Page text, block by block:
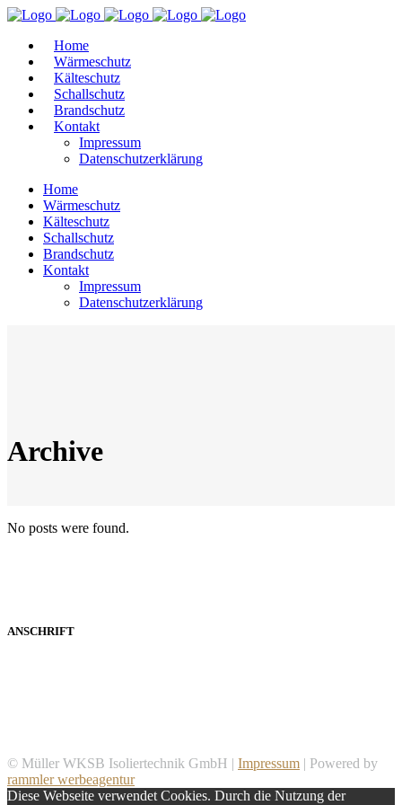
Home
Wärmeschutz
Kälteschutz
Schallschutz
Brandschutz
Kontakt
Impressum
Datenschutzerklärung
Home
Wärmeschutz
Kälteschutz
Schallschutz
Brandschutz
Kontakt
Impressum
Datenschutzerklärung
Archive
No posts were found.
ANSCHRIFT
© Müller WKSB Isoliertechnik GmbH | Impressum | Powered by
rammler werbeagentur
Diese Webseite verwendet Cookies. Durch die Nutzung der